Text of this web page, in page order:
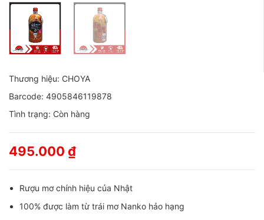
Thương hiệu: CHOYA
Barcode: 4905846119878
Tình trạng: Còn hàng
495.000 ₫
Rượu mơ chính hiệu của Nhật
100% được làm từ trái mơ Nanko hảo hạng